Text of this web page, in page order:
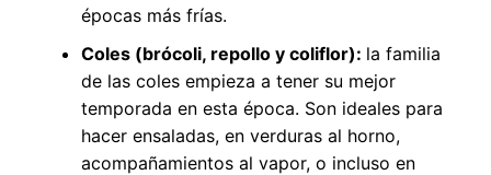
épocas más frías.
Coles (brócoli, repollo y coliflor): la familia
de las coles empieza a tener su mejor
temporada en esta época. Son ideales para
hacer ensaladas, en verduras al horno,
acompañamientos al vapor, o incluso en